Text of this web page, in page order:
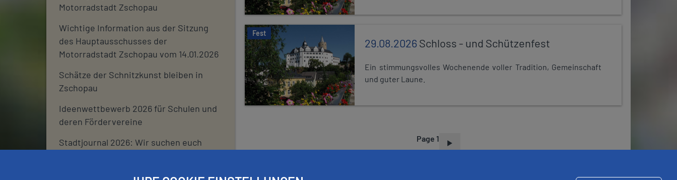
Motorradstadt Zschopau
Wichtige Information aus der Sitzung
des Hauptausschusses der
Motorradstadt Zschopau vom 14.01.2026
Schätze der Schnitzkunst bleiben in
Zschopau
Ideenwettbewerb 2026 für Schulen und
deren Fördervereine
Stadtjournal 2026: Wir suchen euch
Fest
29.08.2026Schloss - und Schützenfest
Ein stimmungsvolles Wochenende voller Tradition, Gemeinschaft
und guter Laune.
P
G
Page 1